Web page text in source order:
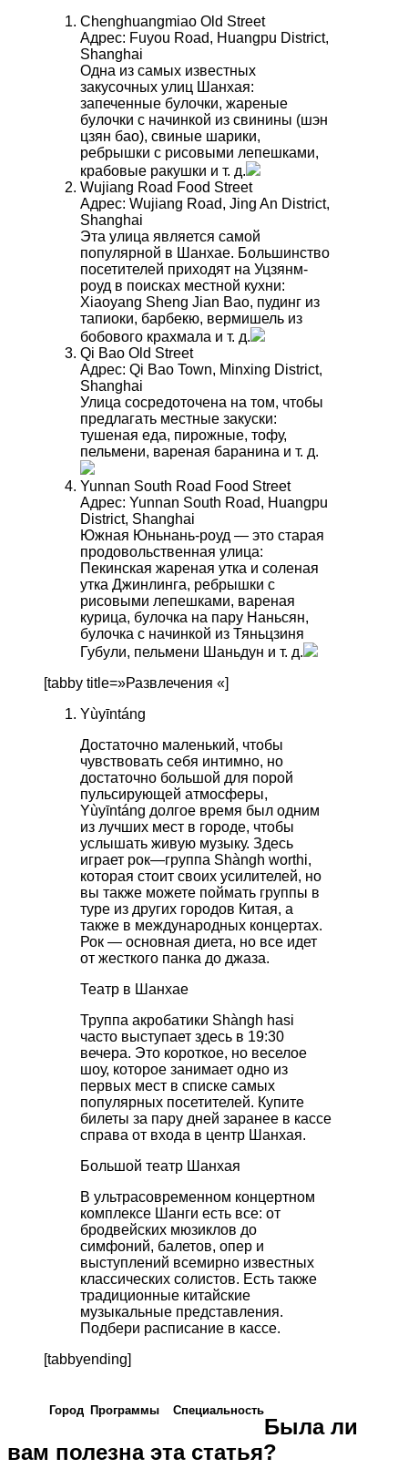
Chenghuangmiao Old Street
Адрес: Fuyou Road, Huangpu District,
Shanghai
Одна из самых известных
закусочных улиц Шанхая:
запеченные булочки, жареные
булочки с начинкой из свинины (шэн
цзян бао), свиные шарики,
ребрышки с рисовыми лепешками,
крабовые ракушки и т. д.
Wujiang Road Food Street
Адрес: Wujiang Road, Jing An District,
Shanghai
Эта улица является самой
популярной в Шанхае. Большинство
посетителей приходят на Уцзянм-
роуд в поисках местной кухни:
Xiaoyang Sheng Jian Bao, пудинг из
тапиоки, барбекю, вермишель из
бобового крахмала и т. д.
Qi Bao Old Street
Адрес: Qi Bao Town, Minxing District,
Shanghai
Улица сосредоточена на том, чтобы
предлагать местные закуски:
тушеная еда, пирожные, тофу,
пельмени, вареная баранина и т. д.
Yunnan South Road Food Street
Адрес: Yunnan South Road, Huangpu
District, Shanghai
Южная Юньнань-роуд — это старая
продовольственная улица:
Пекинская жареная утка и соленая
утка Джинлинга, ребрышки с
рисовыми лепешками, вареная
курица, булочка на пару Наньсян,
булочка с начинкой из Тяньцзиня
Губули, пельмени Шаньдун и т. д.
[tabby title=»Развлечения «]
Yùyīntáng
Достаточно маленький, чтобы
чувствовать себя интимно, но
достаточно большой для порой
пульсирующей атмосферы,
Yùyīntáng долгое время был одним
из лучших мест в городе, чтобы
услышать живую музыку. Здесь
играет рок—группа Shàngh worthi,
которая стоит своих усилителей, но
вы также можете поймать группы в
туре из других городов Китая, а
также в международных концертах.
Рок — основная диета, но все идет
от жесткого панка до джаза.
Театр в Шанхае
Труппа акробатики Shàngh hasi
часто выступает здесь в 19:30
вечера. Это короткое, но веселое
шоу, которое занимает одно из
первых мест в списке самых
популярных посетителей. Купите
билеты за пару дней заранее в кассе
справа от входа в центр Шанхая.
Большой театр Шанхая
В ультрасовременном концертном
комплексе Шанги есть все: от
бродвейских мюзиклов до
симфоний, балетов, опер и
выступлений всемирно известных
классических солистов. Есть также
традиционные китайские
музыкальные представления.
Подбери расписание в кассе.
[tabbyending]
Город Программы Cпециальность
Была ли
вам полезна эта статья?